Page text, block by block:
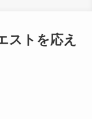
ストを応え